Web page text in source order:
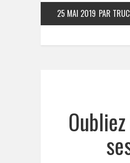
25 MAI 2019 PAR